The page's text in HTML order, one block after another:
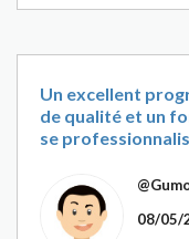
Un excellent
de qualité et un
se
08/05/